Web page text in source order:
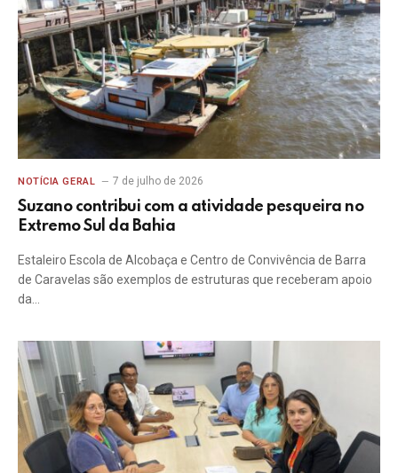
NOTÍCIA GERAL 7 de julho de 2026
Suzano contribui com a atividade pesqueira no
Extremo Sul da Bahia
Estaleiro Escola de Alcobaça e Centro de Convivência de Barra
de Caravelas são exemplos de estruturas que receberam apoio
da…